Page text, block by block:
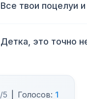
Все твои поцелуи
Детка, это точно
/5 Голосов: 1